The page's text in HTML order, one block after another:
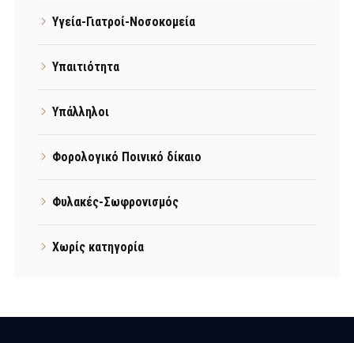
Υγεία-Γιατροί-Νοσοκομεία
Υπαιτιότητα
Υπάλληλοι
Φορολογικό Ποινικό δίκαιο
Φυλακές-Σωφρονισμός
Χωρίς κατηγορία